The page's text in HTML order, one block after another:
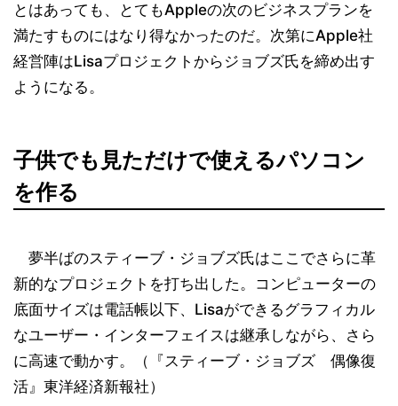
とはあっても、とてもAppleの次のビジネスプランを
満たすものにはなり得なかったのだ。次第にApple社
経営陣はLisaプロジェクトからジョブズ氏を締め出す
ようになる。
子供でも見ただけで使えるパソコン
を作る
夢半ばのスティーブ・ジョブズ氏はここでさらに革
新的なプロジェクトを打ち出した。コンピューターの
底面サイズは電話帳以下、Lisaができるグラフィカル
なユーザー・インターフェイスは継承しながら、さら
に高速で動かす。（『スティーブ・ジョブズ 偶像復
活』東洋経済新報社）